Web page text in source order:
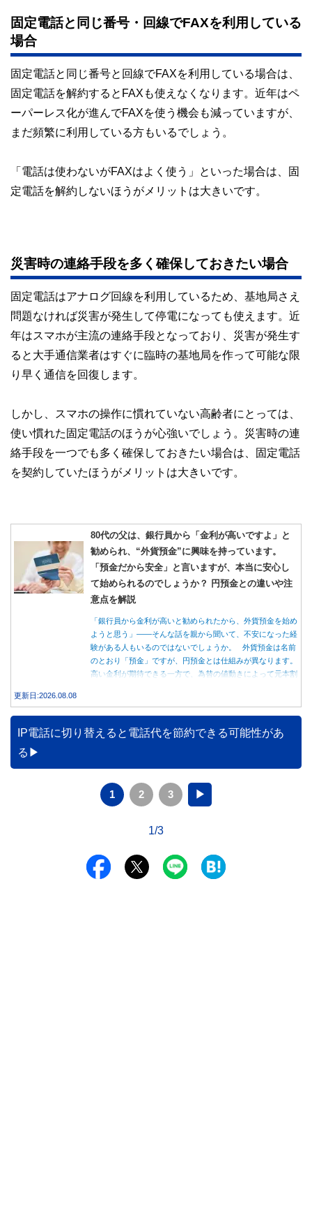
固定電話と同じ番号・回線でFAXを利用している
場合
固定電話と同じ番号と回線でFAXを利用している場合は、
固定電話を解約するとFAXも使えなくなります。近年はペ
ーパーレス化が進んでFAXを使う機会も減っていますが、
まだ頻繁に利用している方もいるでしょう。
「電話は使わないがFAXはよく使う」といった場合は、固
定電話を解約しないほうがメリットは大きいです。
災害時の連絡手段を多く確保しておきたい場合
固定電話はアナログ回線を利用しているため、基地局さえ
問題なければ災害が発生して停電になっても使えます。近
年はスマホが主流の連絡手段となっており、災害が発生す
ると大手通信業者はすぐに臨時の基地局を作って可能な限
り早く通信を回復します。
しかし、スマホの操作に慣れていない高齢者にとっては、
使い慣れた固定電話のほうが心強いでしょう。災害時の連
絡手段を一つでも多く確保しておきたい場合は、固定電話
を契約していたほうがメリットは大きいです。
80代の父は、銀行員から「金利が高いですよ」と
勧められ、“外貨預金”に興味を持っています。
「預金だから安全」と言いますが、本当に安心し
て始められるのでしょうか？ 円預金との違いや注
意点を解説
「銀行員から金利が高いと勧められたから、外貨預金を始め
ようと思う」――そんな話を親から聞いて、不安になった経
験がある人もいるのではないでしょうか。 外貨預金は名前
のとおり「預金」ですが、円預金とは仕組みが異なります。
高い金利が期待できる一方で、為替の値動きによって元本割
更新日:2026.08.08
IP電話に切り替えると電話代を節約できる可能性があ
る
1 2 3 ▶
1/3